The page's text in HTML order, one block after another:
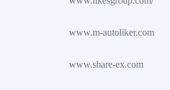
www.m-autoliker.com
www.share-ex.com